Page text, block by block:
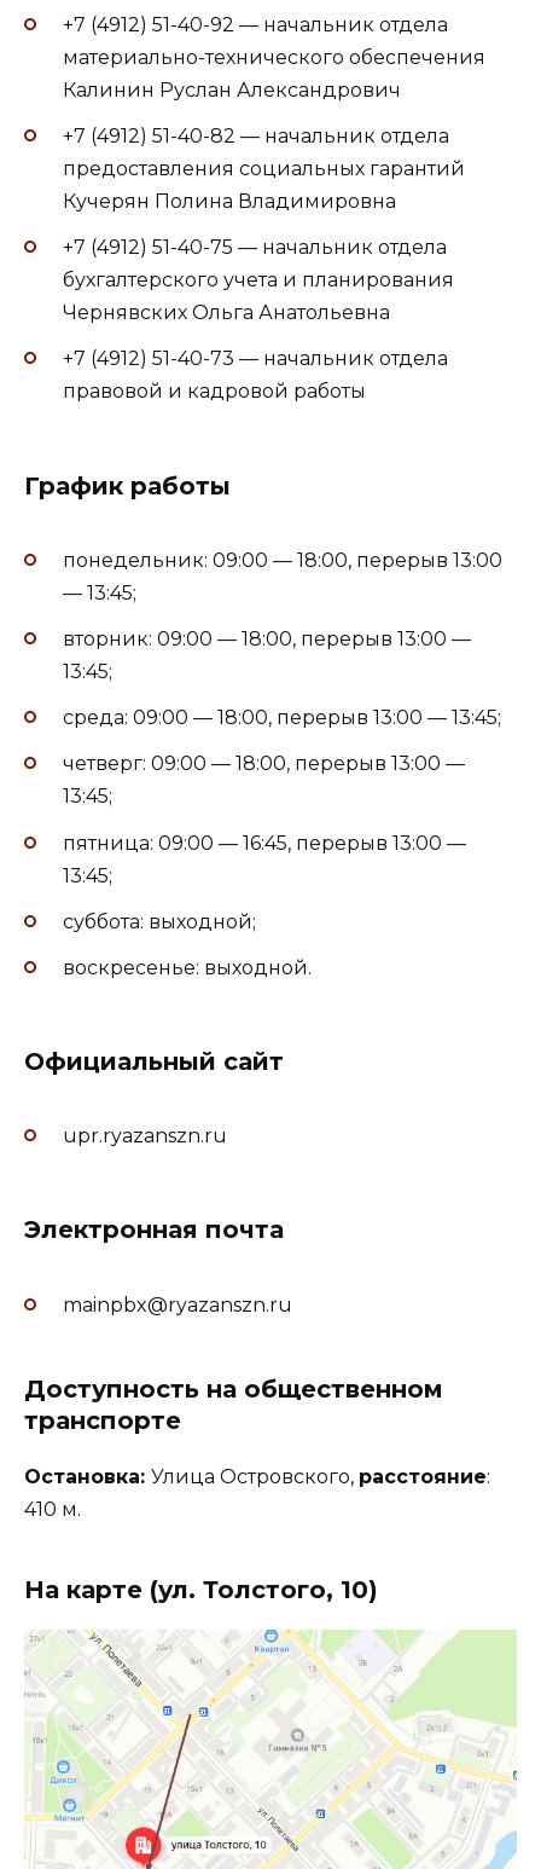
+7 (4912) 51-40-92 — начальник отдела
материально-технического обеспечения
Калинин Руслан Александрович
+7 (4912) 51-40-82 — начальник отдела
предоставления социальных гарантий
Кучерян Полина Владимировна
+7 (4912) 51-40-75 — начальник отдела
бухгалтерского учета и планирования
Чернявских Ольга Анатольевна
+7 (4912) 51-40-73 — начальник отдела
правовой и кадровой работы
График работы
понедельник: 09:00 — 18:00, перерыв 13:00
— 13:45;
вторник: 09:00 — 18:00, перерыв 13:00 —
13:45;
среда: 09:00 — 18:00, перерыв 13:00 — 13:45;
четверг: 09:00 — 18:00, перерыв 13:00 —
13:45;
пятница: 09:00 — 16:45, перерыв 13:00 —
13:45;
суббота: выходной;
воскресенье: выходной.
Официальный сайт
upr.ryazanszn.ru
Электронная почта
mainpbx@ryazanszn.ru
Доступность на общественном
транспорте
Остановка: Улица Островского, расстояние:
410 м.
На карте (ул. Толстого, 10)